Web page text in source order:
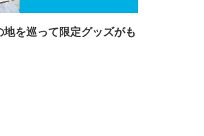
を巡って限定グッズがも